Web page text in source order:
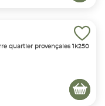
quartier provençales 1k250